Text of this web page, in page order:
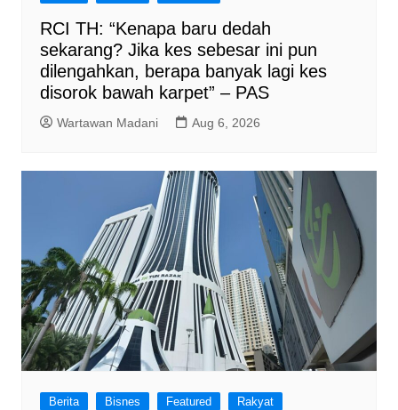
RCI TH: “Kenapa baru dedah
sekarang? Jika kes sebesar ini pun
dilengahkan, berapa banyak lagi kes
disorok bawah karpet” – PAS
Wartawan Madani Aug 6, 2026
Berita Bisnes Featured Rakyat